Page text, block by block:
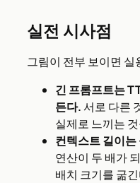
실전 시사점
그림이 전부 보이면
긴 프롬프트는
든다.서로 다른
실제로 느끼는
컨텍스트 길이
연산이 두 배가
배치 크기를 굶